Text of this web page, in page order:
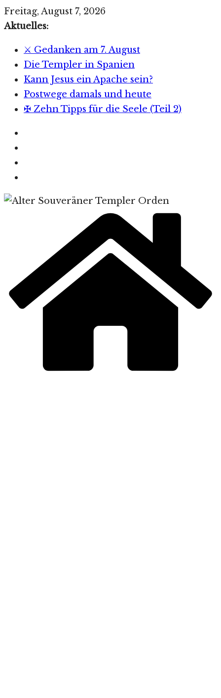
Zum
Inhalt
Freitag, August 7, 2026
Aktuelles:
⚔️ Gedanken am 7. August
Die Templer in Spanien
Kann Jesus ein Apache sein?
Postwege damals und heute
✠ Zehn Tipps für die Seele (Teil 2)